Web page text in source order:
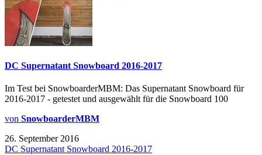
DC Supernatant Snowboard 2016-2017
Im Test bei SnowboarderMBM: Das Supernatant Snowboard für
2016-2017 - getestet und ausgewählt für die Snowboard 100
von SnowboarderMBM
26. September 2016
DC Supernatant Snowboard 2016-2017